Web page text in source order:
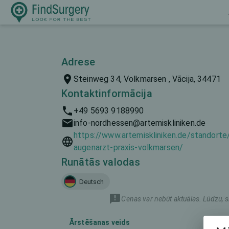
Adrese
Steinweg 34, Volkmarsen , Vācija, 34471
Kontaktinformācija
+49 5693 9188990
info-nordhessen@artemiskliniken.de
https://www.artemiskliniken.de/
augenarzt-praxis-volkmarsen/
Runātās valodas
Deutsch
Cenas var nebūt aktuālas. Lūdzu,
Ārstēšanas veids